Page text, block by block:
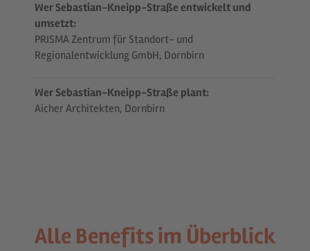
Wer Sebastian-Kneipp-Straße entwickelt und
umsetzt:
PRISMA Zentrum für Standort- und
Regionalentwicklung GmbH, Dornbirn
Wer Sebastian-Kneipp-Straße plant:
Aicher Architekten, Dornbirn
Alle Benefits im Überblick